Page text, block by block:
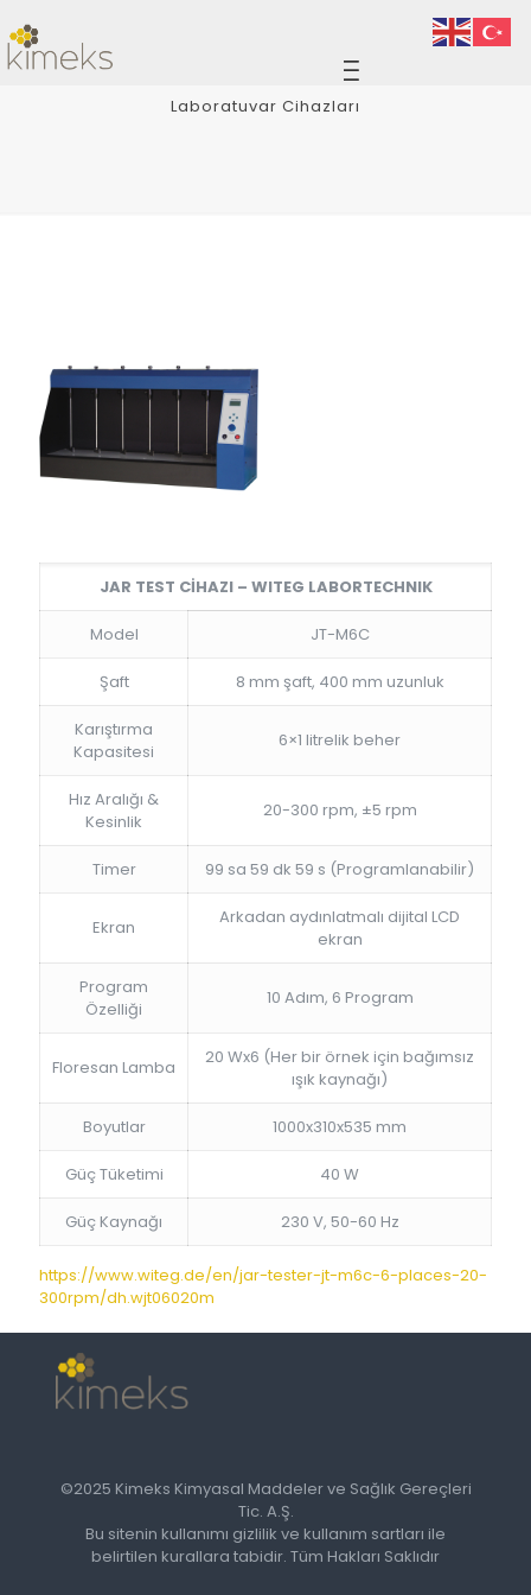
Laboratuvar Cihazları
JAR TEST CİHAZI – WITEG LABORTECHNIK
Model JT-M6C
Şaft 8 mm şaft, 400 mm uzunluk
Karıştırma
Kapasitesi
6×1 litrelik beher
Hız Aralığı &
Kesinlik
20-300 rpm, ±5 rpm
Timer 99 sa 59 dk 59 s (Programlanabilir)
Ekran
Arkadan aydınlatmalı dijital LCD
ekran
Program
Özelliği
10 Adım, 6 Program
Floresan Lamba
20 Wx6 (Her bir örnek için bağımsız
ışık kaynağı)
Boyutlar 1000x310x535 mm
Güç Tüketimi 40 W
Güç Kaynağı 230 V, 50-60 Hz
https://www.witeg.de/en/jar-tester-jt-m6c-6-places-20-
300rpm/dh.wjt06020m
©2025 Kimeks Kimyasal Maddeler ve Sağlık Gereçleri
Tic. A.Ş.
Bu sitenin kullanımı gizlilik ve kullanım sartları ile
belirtilen kurallara tabidir. Tüm Hakları Saklıdır